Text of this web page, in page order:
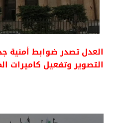
العدل تصدر ضوابط أمنية
التصوير وتفعيل كاميرات